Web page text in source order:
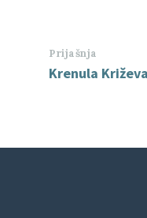
Prijašnja
Krenula